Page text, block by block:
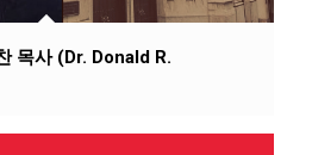
목사 (Dr. Donald R.